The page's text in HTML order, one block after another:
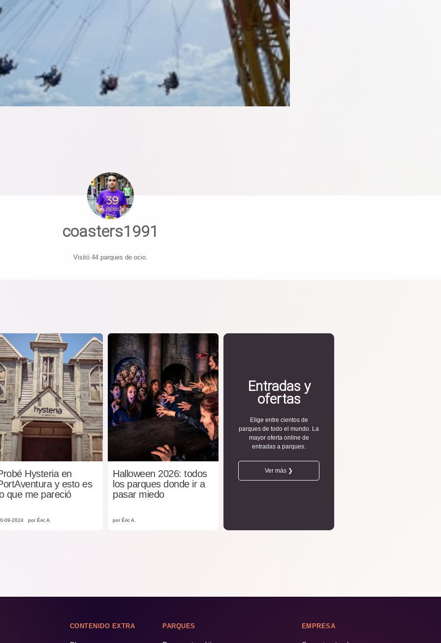
coasters1991
Visitó 44 parques de ocio.
Hysteria en
y esto es
que me pareció
09-2024 por Éric A.
Halloween 2026: todos
los parques donde ir a
pasar miedo
por Éric A.
Entradas y
ofertas
Elige entre cientos de
parques de todo el mundo. La
mayor oferta online de
entradas a parques.
Ver más ❯
CONTENIDO EXTRA PARQUES EMPRESA